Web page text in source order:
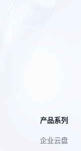
产品系列
企业云盘